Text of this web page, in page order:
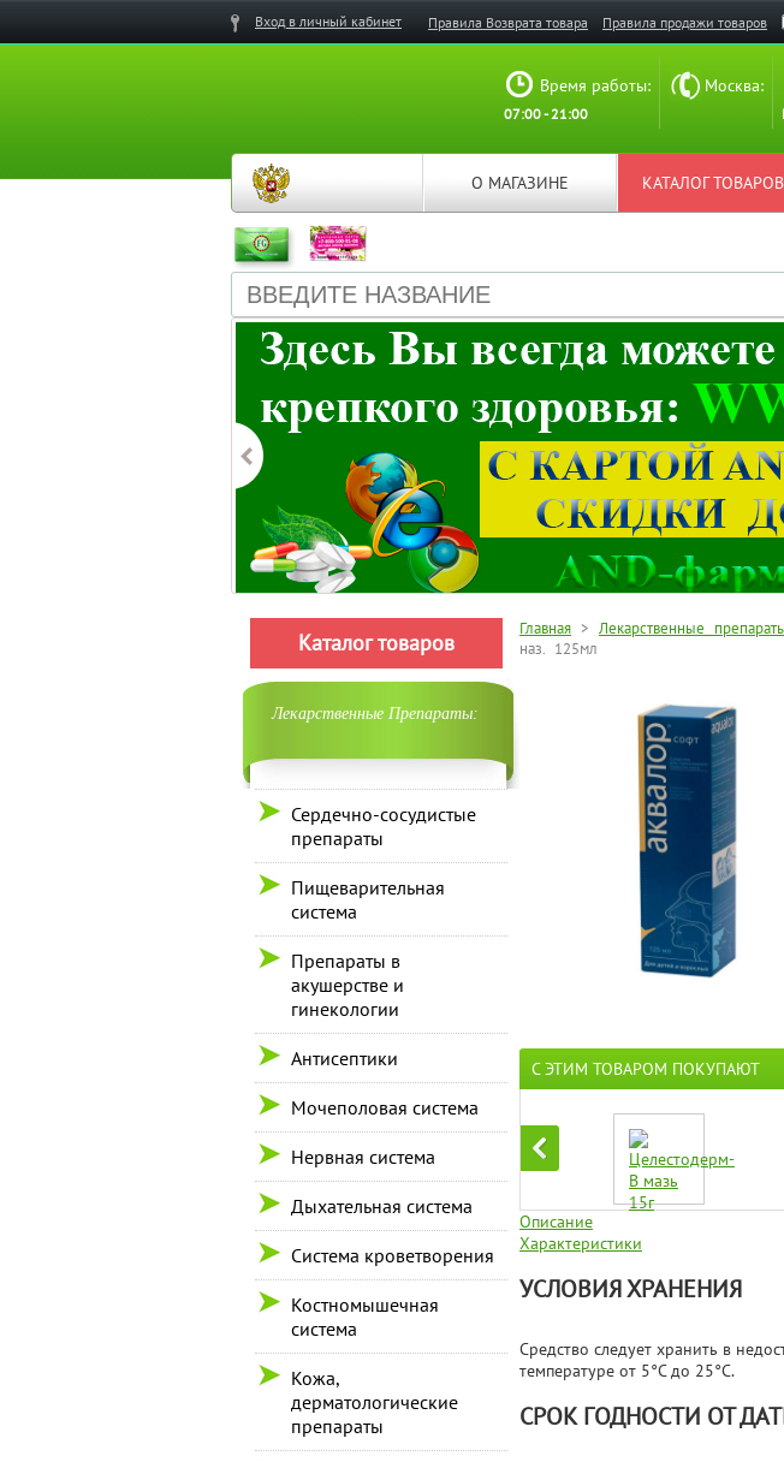
Вход в личный кабинет Правила Возврата товара Правила продажи товаров
Время работы:
07:00 - 21:00
Москва:
О МАГАЗИНЕ КАТАЛОГ ТОВАРОВ
Каталог товаров
Лекарственные Препараты:
Сердечно-сосудистые
препараты
Пищеварительная
система
Препараты в
акушерстве и
гинекологии
Антисептики
Мочеполовая система
Нервная система
Дыхательная система
Система кроветворения
Костномышечная
система
Кожа,
дерматологические
препараты
Главная > Лекарственные
наз. 125мл
С ЭТИМ ТОВАРОМ ПОКУПАЮТ
Описание
Характеристики
УСЛОВИЯ ХРАНЕНИЯ
Средство следует хранить в
температуре от 5°С до 25°С.
СРОК ГОДНОСТИ ОТ